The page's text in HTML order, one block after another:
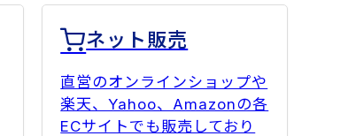
ネット販売
直営のオンラインショップや
楽天、Yahoo、Amazonの各
ECサイトでも販売しており